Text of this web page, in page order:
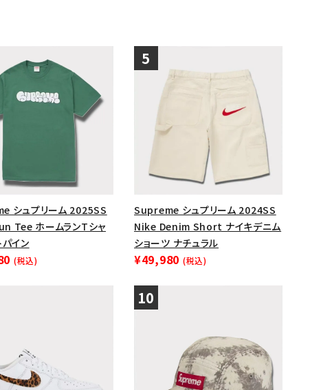
シュプリーム 2025SS
Tee ホームランTシャ
パイン
(税込)
Supreme シュプリーム 2024SS
Nike Denim Short ナイキデニム
ショーツ ナチュラル
¥49,980 (税込)